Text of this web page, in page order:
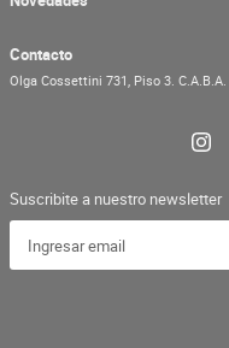
Contacto
Olga Cossettini 731, Piso 3. C.A.B.A.
Suscribite a nuestro newsletter